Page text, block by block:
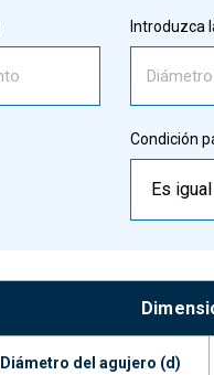
Introduzca
Condición
Es
Diámetro del agujero (d)